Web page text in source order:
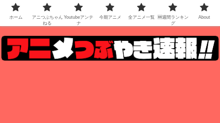
ホーム
アニつぶちゃん
ねる
Youtubeアンテ
ナ
今期アニメ 全アニメ一覧
🆕週間ランキン
グ
About